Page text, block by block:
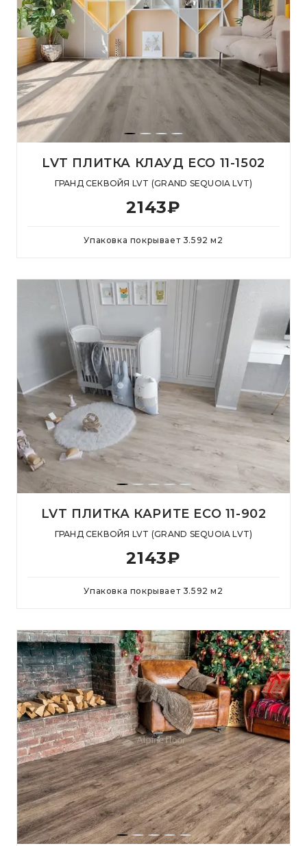
LVT ПЛИТКА КЛАУД ECO 11-1502
ГРАНД СЕКВОЙЯ LVT (GRAND SEQUOIA LVT)
2143₽
Упаковка покрывает 3.592 м 2
LVT ПЛИТКА КАРИТЕ ECO 11-902
ГРАНД СЕКВОЙЯ LVT (GRAND SEQUOIA LVT)
2143₽
Упаковка покрывает 3.592 м 2